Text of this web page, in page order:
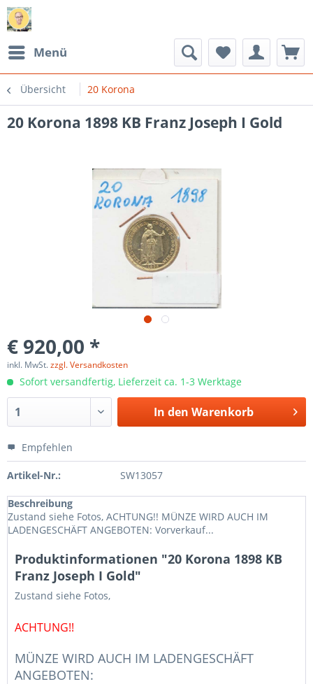
Menü
Übersicht 20 Korona
20 Korona 1898 KB Franz Joseph I Gold
€ 920,00 *
inkl. MwSt.zzgl. Versandkosten
Sofort versandfertig, Lieferzeit ca. 1-3 Werktage
In den Warenkorb
Empfehlen
Artikel-Nr.: SW13057
Beschreibung
Zustand siehe Fotos, ACHTUNG!! MÜNZE WIRD AUCH IM
LADENGESCHÄFT ANGEBOTEN: Vorverkauf...
Produktinformationen "20 Korona 1898 KB
Franz Joseph I Gold"
Zustand siehe Fotos,
ACHTUNG!!
MÜNZE WIRD AUCH IM LADENGESCHÄFT
ANGEBOTEN: